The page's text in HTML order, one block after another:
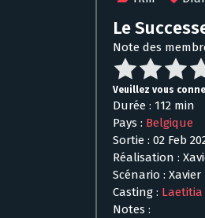
Le
Note des
Veuillez vous
Durée : 112 min
Pays : Belgique
Sortie : 02 Feb
Réalisation :
Scénario :
Casting :
Notes :